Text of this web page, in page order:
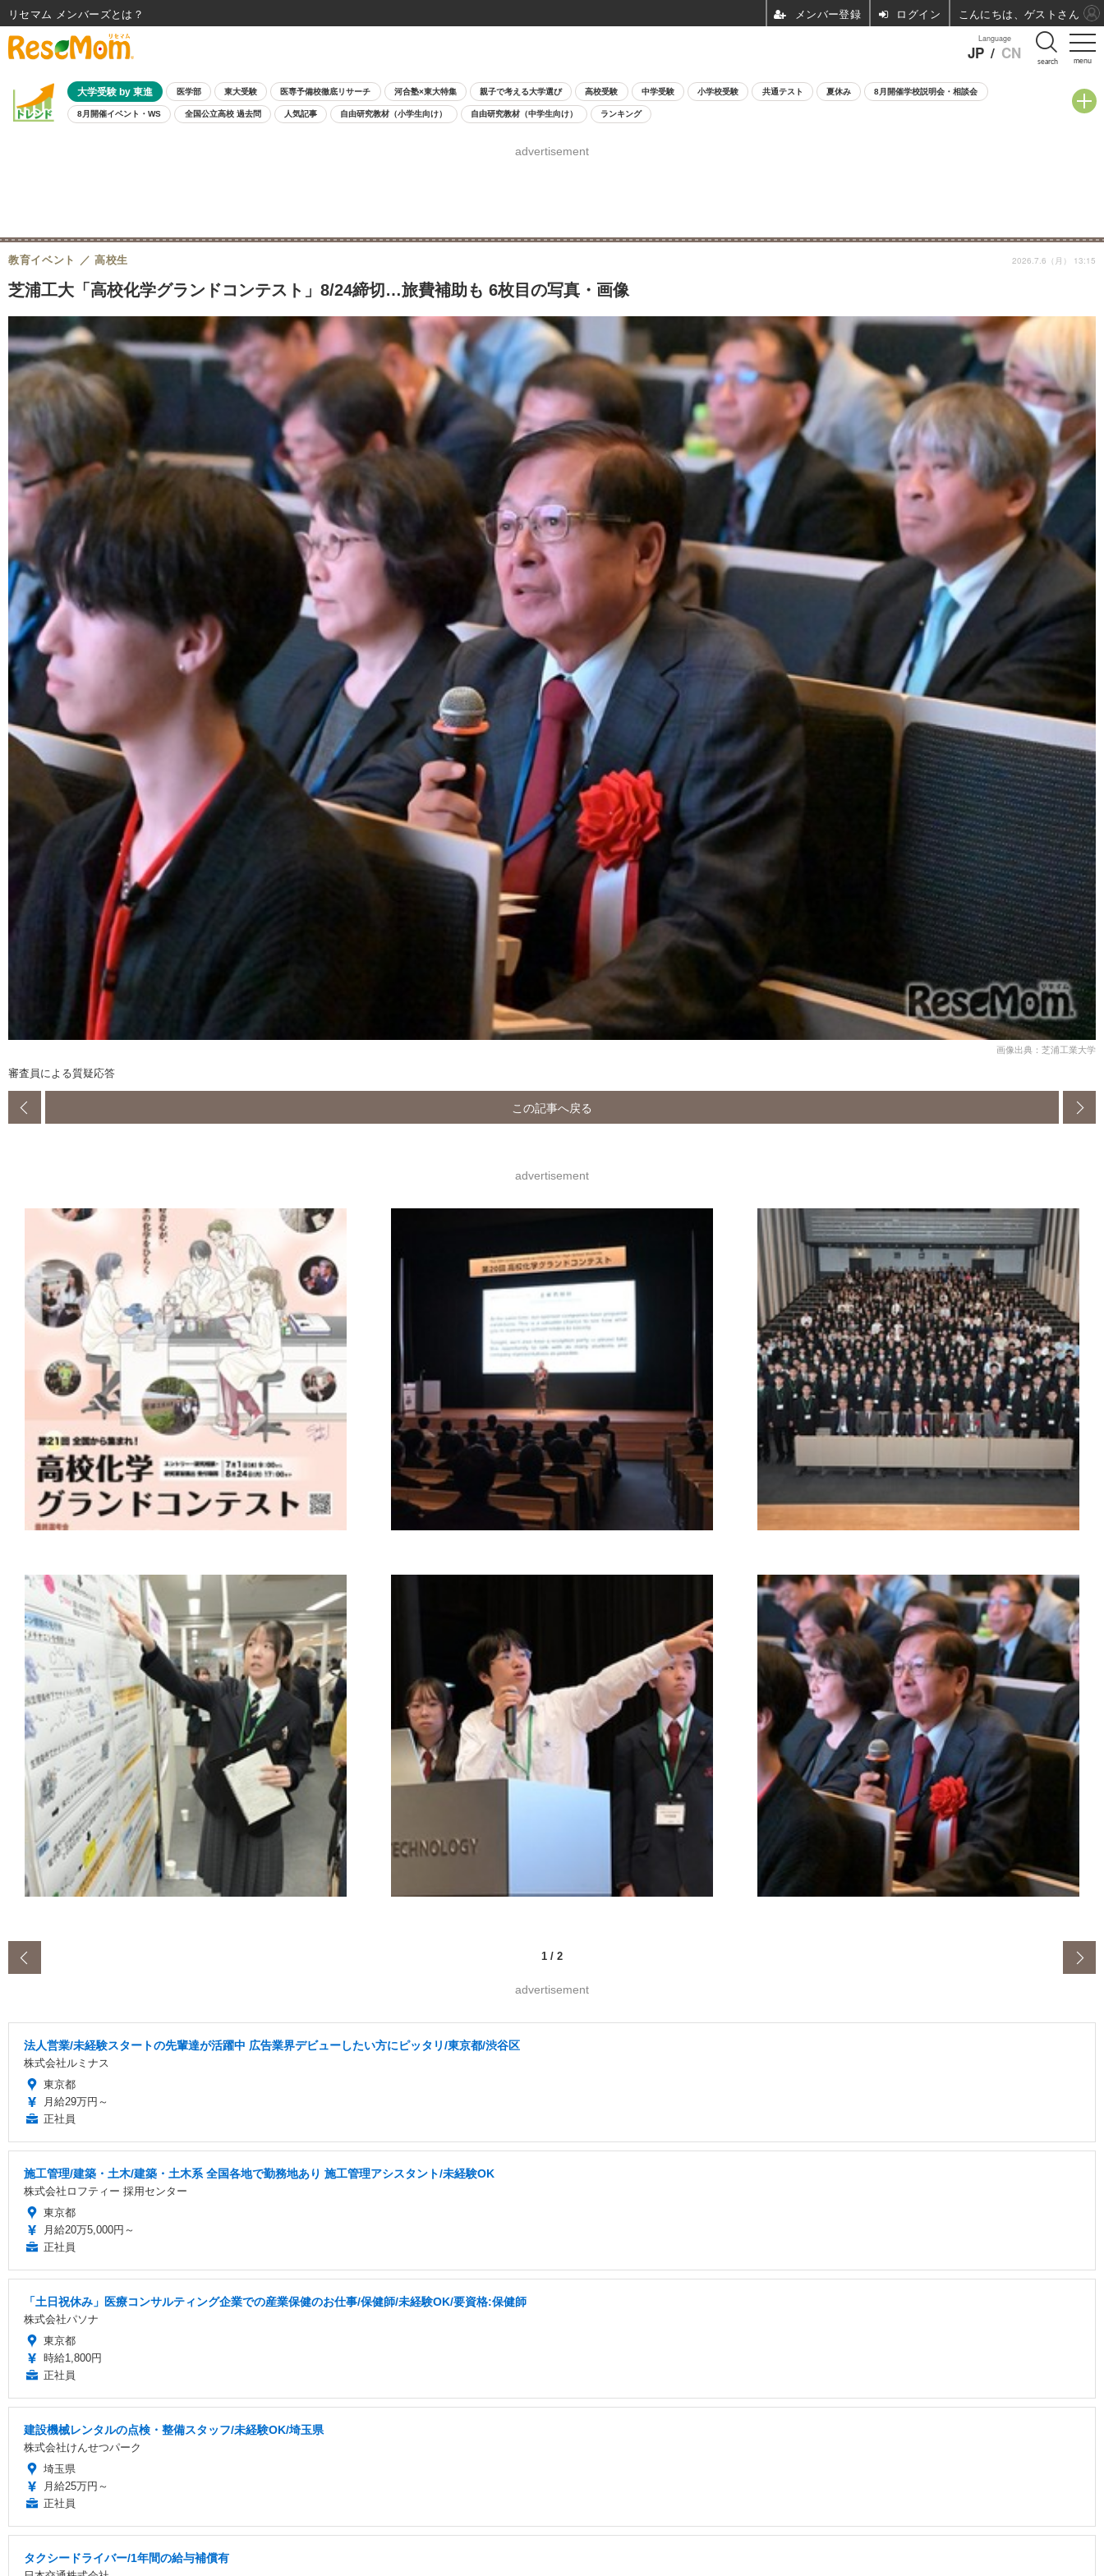
menu
Language
JP / CN search
大学受験 by 東進 医学部 東大受験 医専予備校徹底リサーチ 河合塾×東大特集 親子で考える大学選び 高校受験 中学受験 小学校受験 共通テスト 夏休み 8月開催学校説明会・相談会
8月開催イベント・WS 全国公立高校 過去問 人気記事 自由研究教材（小学生向け） 自由研究教材（中学生向け） ランキング
advertisement
芝浦工大「高校化学グランドコンテスト」8/24締切…旅費補助も 6枚目の写真・画像
教育イベント 高校生 2026.7.6（月） 13:15
画像出典：芝浦工業大学
審査員による質疑応答
この記事へ戻る
advertisement
1 / 2
advertisement
法人営業/未経験スタートの先輩達が活躍中 広告業界デビューしたい方にピッタリ/東京都/渋谷区
株式会社ルミナス
東京都
月給29万円～
正社員
施工管理/建築・土木/建築・土木系 全国各地で勤務地あり 施工管理アシスタント/未経験OK
株式会社ロフティー 採用センター
東京都
月給20万5,000円～
正社員
「土日祝休み」医療コンサルティング企業での産業保健のお仕事/保健師/未経験OK/要資格:保健師
株式会社パソナ
東京都
時給1,800円
正社員
建設機械レンタルの点検・整備スタッフ/未経験OK/埼玉県
株式会社けんせつパーク
埼玉県
月給25万円～
正社員
タクシードライバー/1年間の給与補償有
リセマム メンバーズ ログイン こんにちは、ゲストさん